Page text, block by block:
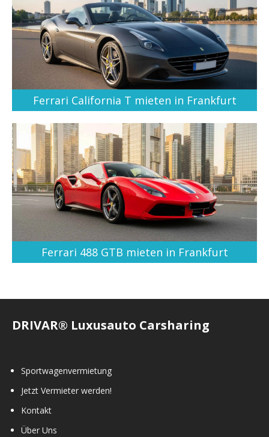
Ferrari California T mieten in Frankfurt
Ferrari 488 GTB mieten in Frankfurt
DRIVAR® Luxusauto Carsharing
Sportwagenvermietung
Jetzt Vermieter werden!
Kontakt
Über Uns